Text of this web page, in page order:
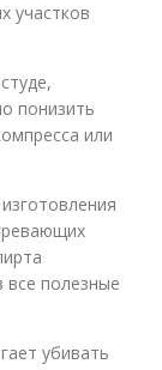
участков
понизить
или
все полезные
убивать